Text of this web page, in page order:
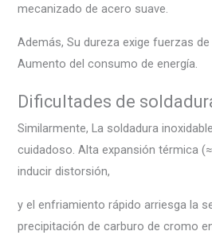
mecanizado de acero suave.
Además, Su dureza exige fuerzas
Aumento del consumo de energía.
Dificultades de
Similarmente, La soldadura
cuidadoso. Alta expansión térmica (≈
inducir distorsión,
y el enfriamiento rápido arriesga la
precipitación de carburo de cromo